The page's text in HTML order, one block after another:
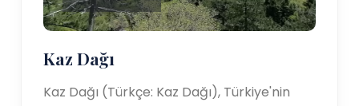
Kaz Dağı
Kaz Dağı (Türkçe: Kaz Dağı), Türkiye'nin